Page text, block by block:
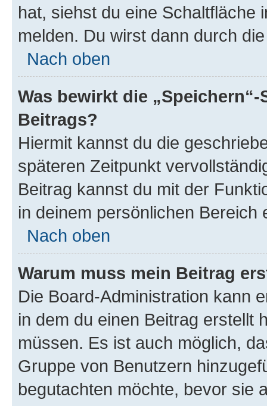
hat, siehst du eine Schaltfläche
melden. Du wirst dann durch
Nach oben
Was bewirkt die
Beitrags?
Hiermit kannst du die
späteren Zeitpunkt
Beitrag kannst du mit der
in deinem persönlichen Bereich
Nach oben
Warum muss mein Beitrag
Die Board-Administration kann
in dem du einen Beitrag erstellt
müssen. Es ist auch möglich,
Gruppe von Benutzern
begutachten möchte, bevor sie